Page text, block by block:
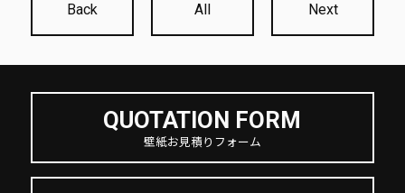
Back All Next
QUOTATION FORM
壁紙お見積りフォーム